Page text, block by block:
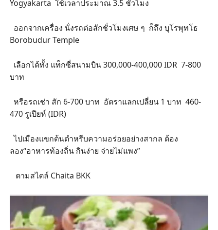
Yogyakarta ใช้เวลาประมาณ 3.5 ชั่วโมง
ออกจากเครื่อง นั่งรถต่อสักชั่วโมงเศษ ๆ ก็ถึง บุโรพุทโธ
Borobudur Temple
เลือกได้ทั้ง แท็กซี่สนามบิน 300,000-400,000 IDR 7-800
บาท
หรือรถเช่า สัก 6-700 บาท อัตราแลกเปลี่ยน 1 บาท 460-
470 รูเปียห์ (IDR)
ไปเมืองแขกต้นตำหรีบความอร่อยอย่างสากล ต้อง
ลอง“อาหารท้องถิ่น กินง่าย จ่ายไม่แพง”
ตามสไตล์ Chaita BKK